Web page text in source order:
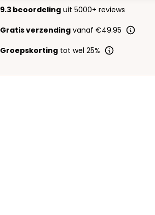
9.3 beoordeling uit 5000+ reviews
Gratis verzending vanaf €49.95
Groepskorting tot wel 25%